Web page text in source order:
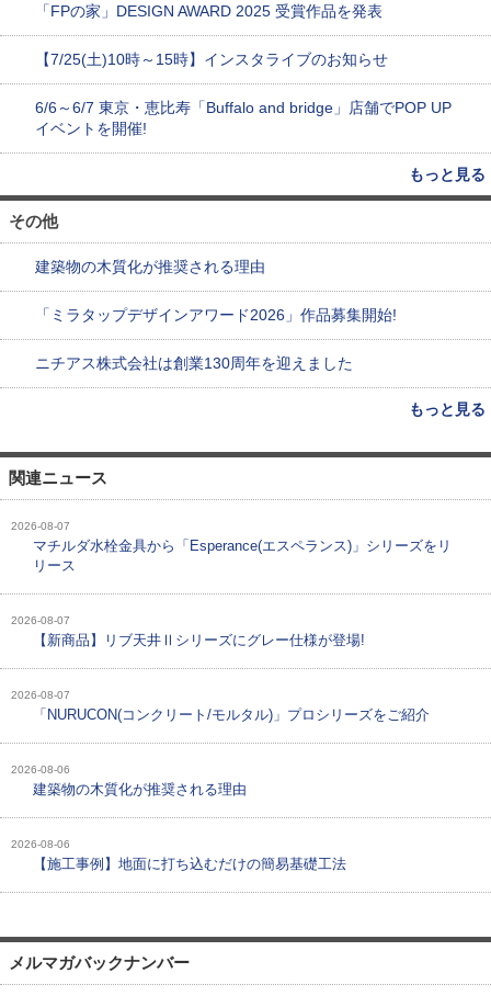
「FPの家」DESIGN AWARD 2025 受賞作品を発表
【7/25(土)10時～15時】インスタライブのお知らせ
6/6～6/7 東京・恵比寿「Buffalo and bridge」店舗でPOP UP
イベントを開催!
もっと見る
その他
建築物の木質化が推奨される理由
「ミラタップデザインアワード2026」作品募集開始!
ニチアス株式会社は創業130周年を迎えました
もっと見る
関連ニュース
2026-08-07
マチルダ水栓金具から「Esperance(エスペランス)」シリーズをリ
リース
2026-08-07
【新商品】リブ天井Ⅱシリーズにグレー仕様が登場!
2026-08-07
「NURUCON(コンクリート/モルタル)」プロシリーズをご紹介
2026-08-06
建築物の木質化が推奨される理由
2026-08-06
【施工事例】地面に打ち込むだけの簡易基礎工法
メルマガバックナンバー